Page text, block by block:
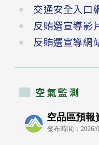
交通安全入口
反賄選宣導影
反賄選宣導網
空氣監測